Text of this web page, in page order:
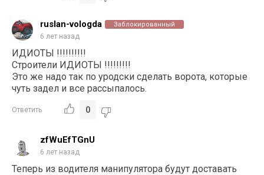
ruslan-vologda Заблокированный
6 лет назад
ИДИОТЫ !!!!!!!!!!
Строители ИДИОТЫ !!!!!!!!!
Это же надо так по уродски сделать ворота, которые
чуть задел и все рассыпалось.
Ответить 0
zfWuEfTGnU
6 лет назад
Теперь из водителя манипулятора будут доставать